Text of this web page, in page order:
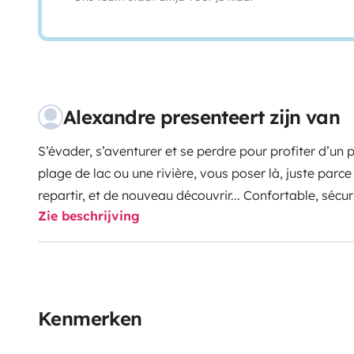
Alexandre presenteert zijn van
S’évader, s’aventurer et se perdre pour profiter
plage de lac ou une rivière, vous poser là, juste
repartir, et de nouveau découvrir... Confortable,
donnera un sentiment de liberté totale.Avec ce van,
vacances. Propulsé par quatre roues motrices
l’adorent. Vous y serez également à l’aise en couple
Zie beschrijving
Kenmerken